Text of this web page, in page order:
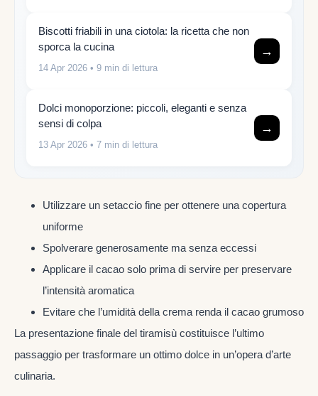
Biscotti friabili in una ciotola: la ricetta che non
sporca la cucina
14 Apr 2026 • 9 min di lettura
→
Dolci monoporzione: piccoli, eleganti e senza
sensi di colpa
13 Apr 2026 • 7 min di lettura
→
Utilizzare un setaccio fine per ottenere una copertura
uniforme
Spolverare generosamente ma senza eccessi
Applicare il cacao solo prima di servire per preservare
l’intensità aromatica
Evitare che l’umidità della crema renda il cacao grumoso
La presentazione finale del tiramisù costituisce l’ultimo
passaggio per trasformare un ottimo dolce in un’opera d’arte
culinaria.